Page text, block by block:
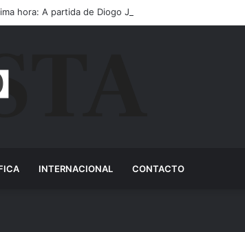
hora: A partida de Diogo Jota ainda é motivo de choro
INTERNACIONAL CONTACTO